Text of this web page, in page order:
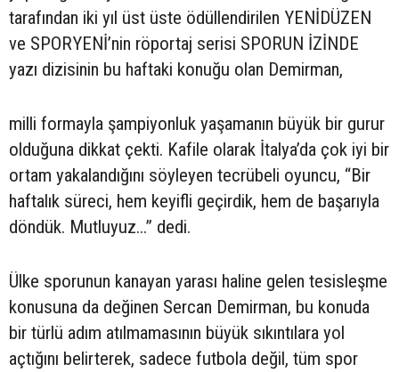
tarafından iki yıl üst üste ödüllendirilen YENİDÜZEN
ve SPORYENİ’nin röportaj serisi SPORUN İZİNDE
yazı dizisinin bu haftaki konuğu olan Demirman,
milli formayla şampiyonluk yaşamanın büyük bir gurur
olduğuna dikkat çekti. Kafile olarak İtalya’da çok iyi bir
ortam yakalandığını söyleyen tecrübeli oyuncu, “Bir
haftalık süreci, hem keyifli geçirdik, hem de başarıyla
döndük. Mutluyuz...” dedi.
Ülke sporunun kanayan yarası haline gelen tesisleşme
konusuna da değinen Sercan Demirman, bu konuda
bir türlü adım atılmamasının büyük sıkıntılara yol
açtığını belirterek, sadece futbola değil, tüm spor